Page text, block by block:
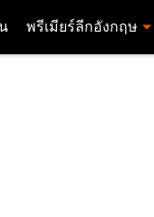
พรีเมียร์ลีกอังกฤษ